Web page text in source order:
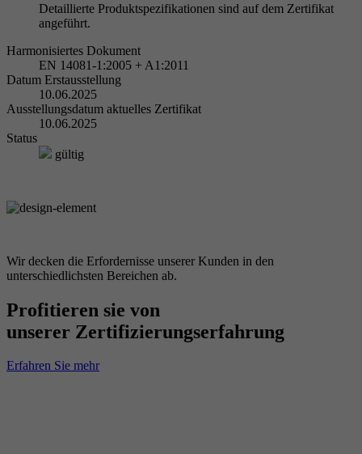
Detaillierte Produktspezifikationen sind auf dem Zertifikat
angeführt.
Harmonisiertes Dokument
EN 14081-1:2005 + A1:2011
Datum Erstausstellung
10.06.2025
Ausstellungsdatum aktuelles Zertifikat
10.06.2025
Status
gültig
Wir decken die Erfordernisse unserer Kunden in den
unterschiedlichsten Bereichen ab.
Profitieren sie von
unserer Zertifizierungserfahrung
Erfahren Sie mehr